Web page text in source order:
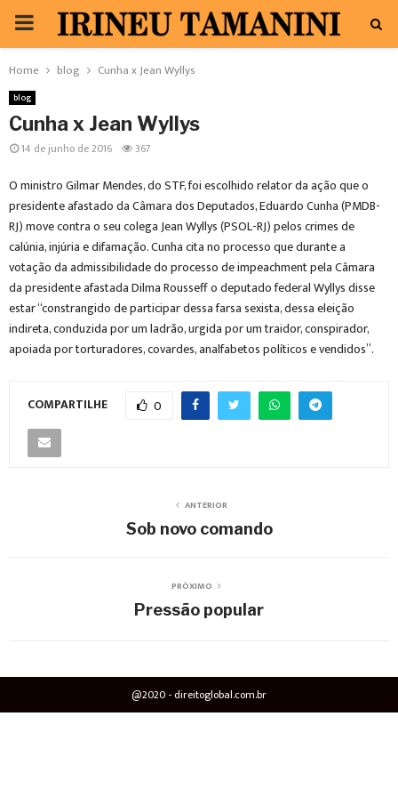
PRIMARY
MENU
Home blog Cunha x Jean Wyllys
blog
Cunha x Jean Wyllys
14 de junho de 2016 367
O ministro Gilmar Mendes, do STF, foi escolhido relator da ação que o
presidente afastado da Câmara dos Deputados, Eduardo Cunha (PMDB-
RJ) move contra o seu colega Jean Wyllys (PSOL-RJ) pelos crimes de
calúnia, injúria e difamação. Cunha cita no processo que durante a
votação da admissibilidade do processo de impeachment pela Câmara
da presidente afastada Dilma Rousseff o deputado federal Wyllys disse
estar “constrangido de participar dessa farsa sexista, dessa eleição
indireta, conduzida por um ladrão, urgida por um traidor, conspirador,
apoiada por torturadores, covardes, analfabetos políticos e vendidos”.
COMPARTILHE 0
ANTERIOR
Sob novo comando
PRÓXIMO
Pressão popular
@2020 - direitoglobal.com.br